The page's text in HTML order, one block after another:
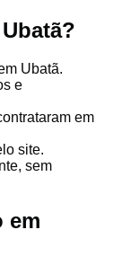
Ubatã.
e
em
site.
sem
em